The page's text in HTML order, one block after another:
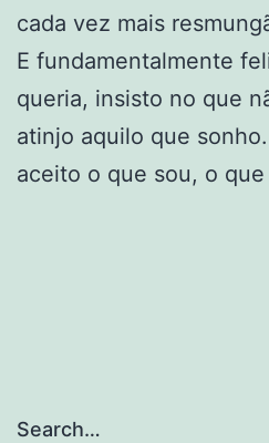
cada vez mais
E fundamentalmente
queria, insisto no que
atinjo aquilo que
aceito o que sou, o
Search…